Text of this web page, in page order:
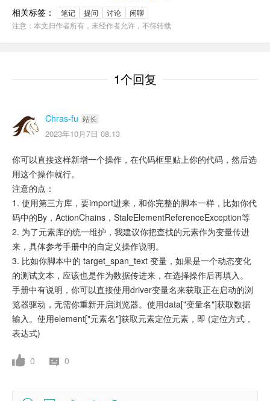
相关标签： 笔记 提问 讨论 闲聊
注意：本文归作者所有，未经作者允许，不得转载
1个回复
Chras-fu 站长
2023年10月7日 08:13
你可以直接这样新增一个操作，在代码框里贴上你的代码，然后选
用这个操作就行。
注意的点：
1. 使用第三方库，要import进来，和你完整的脚本一样，比如你代
码中的By，ActionChains，StaleElementReferenceException等
2. 为了元素库的统一维护，我建议你把查找的元素作为变量传进
来，具体参考手册中的自定义操作说明。
3. 比如你脚本中的 target_span_text 变量，如果是一个动态变化
的测试文本，应该也是作为数据传进来，在选择操作后再填入。
手册中有说明，你可以直接使用driver变量名来获取正在启动的浏
览器驱动，无需你重新开启浏览器。使用data["变量名"]获取数据
输入。使用element["元素名"]获取元素定位元素，即 (定位方式，
表达式)
0 0